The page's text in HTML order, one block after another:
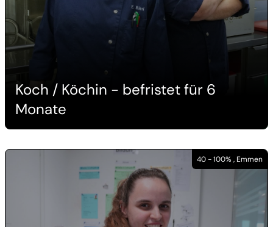
Koch / Köchin - befristet für 6
Monate
40 - 100% , Emmen